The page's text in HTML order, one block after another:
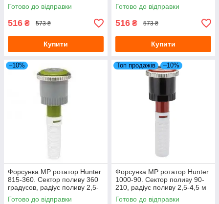
Готово до відправки
516 ₴ 573 ₴
Купити
Готово до відправки
516 ₴ 573 ₴
Купити
–10%
Форсунка MP ротатор Hunter
815-360. Сектор поливу 360
градусов, радіус поливу 2,5-
4,9 м
Готово до відправки
Топ продажів –10%
Форсунка МР ротатор Hunter
1000-90. Сектор поливу 90-
210, радіус поливу 2,5-4,5 м
Готово до відправки